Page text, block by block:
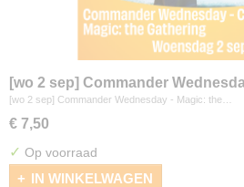
[wo 2 sep] Commander
Gathering
[wo 2 sep] Commander Wednesday - Magic: the…
€ 7,50
✓ Op voorraad
IN WINKELWAGEN